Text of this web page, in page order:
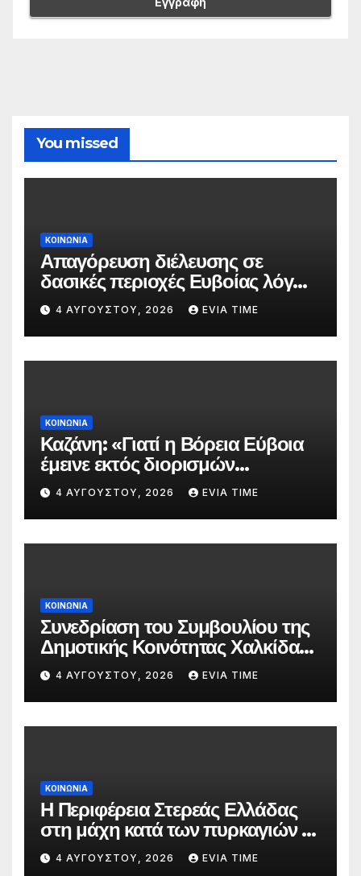
You missed
ΚΟΙΝΩΝΙΑ
Απαγόρευση διέλευσης σε
δασικές περιοχές Ευβοίας λόγω
πολύ υψηλού κινδύνου
πυρκαγιάς
4 ΑΥΓΟΎΣΤΟΥ, 2026 EVIA TIME
ΚΟΙΝΩΝΙΑ
Καζάνη: «Γιατί η Βόρεια Εύβοια
έμεινε εκτός διορισμών
δασκάλων;»
4 ΑΥΓΟΎΣΤΟΥ, 2026 EVIA TIME
ΚΟΙΝΩΝΙΑ
Συνεδρίαση του Συμβουλίου της
Δημοτικής Κοινότητας Χαλκίδας
την 5 Αυγούστου
4 ΑΥΓΟΎΣΤΟΥ, 2026 EVIA TIME
ΚΟΙΝΩΝΙΑ
Η Περιφέρεια Στερεάς Ελλάδας
στη μάχη κατά των πυρκαγιών –
Δράσεις και στήριξη σε πέντε
περιφερειακές ενότητες
4 ΑΥΓΟΎΣΤΟΥ, 2026 EVIA TIME